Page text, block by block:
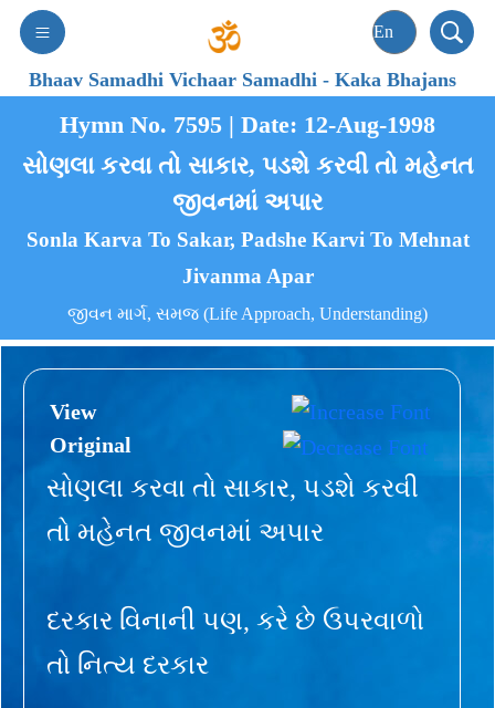
Bhaav Samadhi Vichaar Samadhi-Kaka Bhajans
Hymn No. 7595 | Date: 12-Aug-1998
સોણલા કરવા તો સાકાર, પડશે કરવી તો મહેનત
જીવનમાં અપાર
Sonla Karva To Sakar, Padshe Karvi To Mehnat
Jivanma Apar
જીવન માર્ગ, સમજ (Life Approach, Understanding)
View
Original
સોણલા કરવા તો સાકાર, પડશે કરવી
તો મહેનત જીવનમાં અપાર
દરકાર વિનાની પણ, કરે છે ઉપરવાળો
તો નિત્ય દરકાર